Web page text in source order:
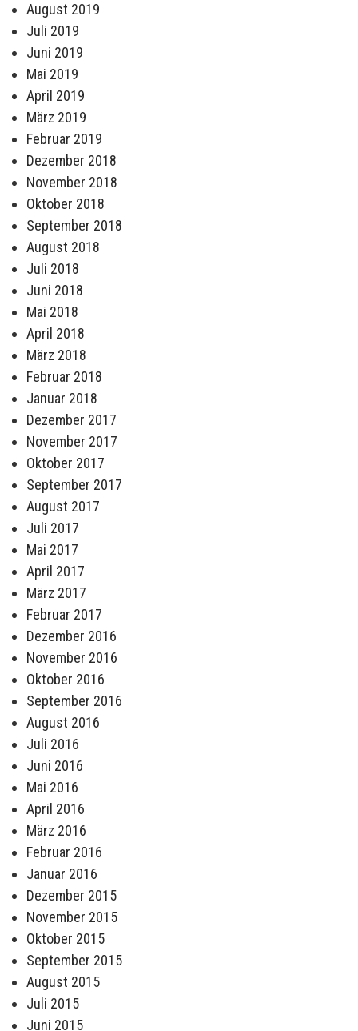
August 2019
Juli 2019
Juni 2019
Mai 2019
April 2019
März 2019
Februar 2019
Dezember 2018
November 2018
Oktober 2018
September 2018
August 2018
Juli 2018
Juni 2018
Mai 2018
April 2018
März 2018
Februar 2018
Januar 2018
Dezember 2017
November 2017
Oktober 2017
September 2017
August 2017
Juli 2017
Mai 2017
April 2017
März 2017
Februar 2017
Dezember 2016
November 2016
Oktober 2016
September 2016
August 2016
Juli 2016
Juni 2016
Mai 2016
April 2016
März 2016
Februar 2016
Januar 2016
Dezember 2015
November 2015
Oktober 2015
September 2015
August 2015
Juli 2015
Juni 2015